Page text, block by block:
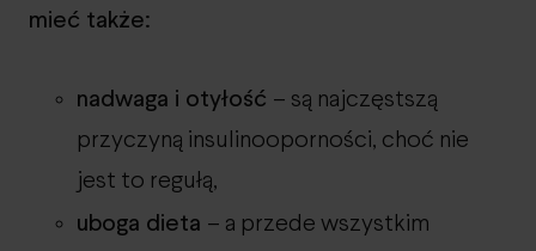
mieć także:
nadwaga i otyłość – są najczęstszą
przyczyną insulinooporności, choć nie
jest to regułą,
uboga dieta – a przede wszystkim